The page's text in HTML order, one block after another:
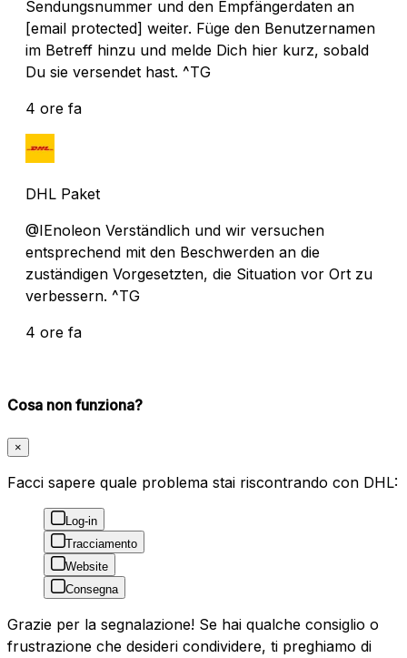
Sendungsnummer und den Empfängerdaten an
[email protected] weiter. Füge den Benutzernamen
im Betreff hinzu und melde Dich hier kurz, sobald
Du sie versendet hast. ^TG
4 ore fa
DHL Paket
@IEnoleon Verständlich und wir versuchen
entsprechend mit den Beschwerden an die
zuständigen Vorgesetzten, die Situation vor Ort zu
verbessern. ^TG
4 ore fa
Cosa non funziona?
×
Facci sapere quale problema stai riscontrando con DHL:
Log-in
Tracciamento
Website
Consegna
Grazie per la segnalazione! Se hai qualche consiglio o
frustrazione che desideri condividere, ti preghiamo di